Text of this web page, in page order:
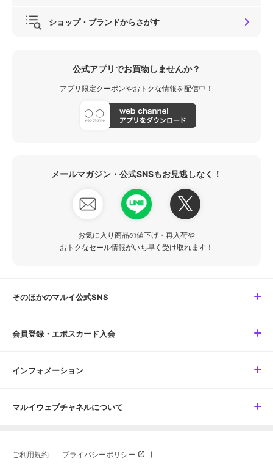
ショップ・ブランドからさがす
公式アプリでお買物しませんか？
アプリ限定クーポンやおトクな情報を配信中！
メールマガジン・公式SNSもお見逃しなく！
お気に入り商品の値下げ・再入荷や
おトクなセール情報がいち早く受け取れます！
そのほかのマルイ公式SNS
会員登録・エポスカード入会
インフォメーション
マルイウェブチャネルについて
ご利用規約 プライバシーポリシー